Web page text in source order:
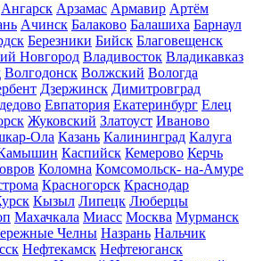
Ангарск Арзамас Армавир Артём
Ачинск Балаково Балашиха Барнаул
Березники Бийск Благовещенск
Новгород Владивосток Владикавказ
Волгодонск Волжский Вологда
Дзержинск Димитровград
Евпатория Екатеринбург Елец
Жуковский Златоуст Иваново
Ола Казань Калининград Калуга
Каспийск Кемерово Керчь
Коломна Комсомольск- на-Амуре
Красногорск Краснодар
Кызыл Липецк Люберцы
Махачкала Миасс Москва Мурманск
Челны Назрань Нальчик
Нефтекамск Нефтеюганск